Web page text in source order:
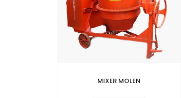
MIXER MOLEN